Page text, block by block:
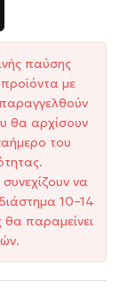
παύσης
με
θα αρχίσουν
του
να
10–14
παραμείνει